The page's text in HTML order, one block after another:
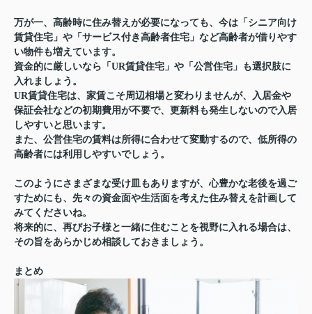
万が一、高齢時に住み替えが必要になっても、今は「シニア向け
賃貸住宅」や「サービス付き高齢者住宅」など高齢者が借りやす
い物件も増えています。
資金的に厳しいなら「UR賃貸住宅」や「公営住宅」も選択肢に
入れましょう。
UR賃貸住宅は、家賃こそ周辺相場と変わりませんが、入居金や
保証会社などの初期費用が不要で、更新料も発生しないので入居
しやすいと思います。
また、公営住宅の賃料は所得に合わせて変動するので、低所得の
高齢者には利用しやすいでしょう。
このようにさまざまな受け皿もありますが、心豊かな老後を過ご
すためにも、先々の資金面や生活面を考えた住み替えを計画して
みてくださいね。
将来的に、再びお子様と一緒に住むことを視野に入れる場合は、
その旨をあらかじめ相談しておきましょう。
まとめ